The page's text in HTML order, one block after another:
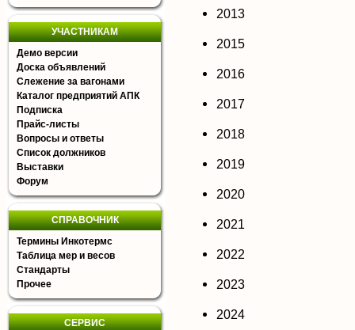
УЧАСТНИКАМ
Демо версии
Доска объявлений
Слежение за вагонами
Каталог предприятий АПК
Подписка
Прайс-листы
Вопросы и ответы
Список должников
Выставки
Форум
СПРАВОЧНИК
Термины Инкотермс
Таблица мер и весов
Стандарты
Прочее
СЕРВИС
2013
2015
2016
2017
2018
2019
2020
2021
2022
2023
2024